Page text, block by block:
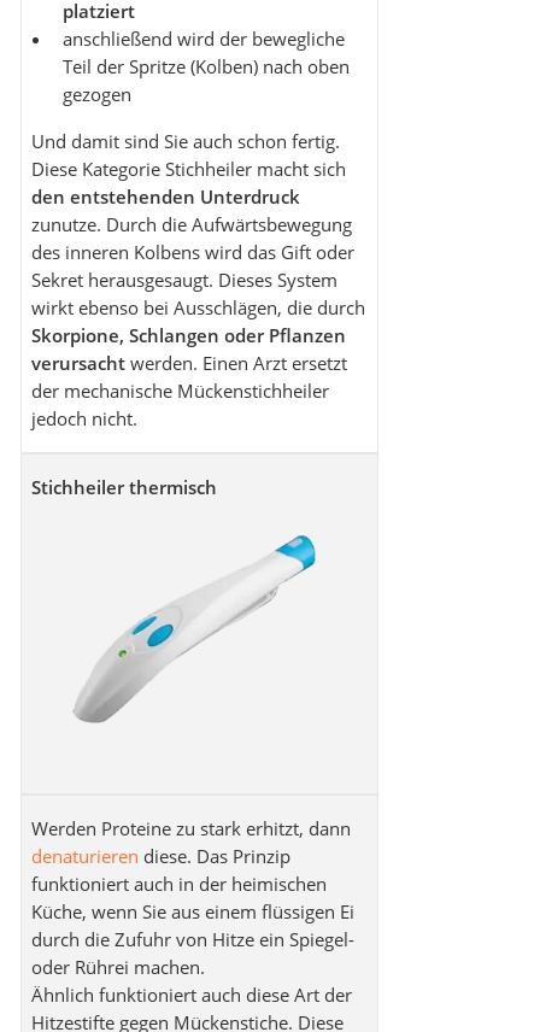
platziert
anschließend wird der bewegliche
Teil der Spritze (Kolben) nach oben
gezogen
Und damit sind Sie auch schon fertig.
Diese Kategorie Stichheiler macht sich
den entstehenden Unterdruck
zunutze. Durch die Aufwärtsbewegung
des inneren Kolbens wird das Gift oder
Sekret herausgesaugt. Dieses System
wirkt ebenso bei Ausschlägen, die durch
Skorpione, Schlangen oder Pflanzen
verursacht werden. Einen Arzt ersetzt
der mechanische Mückenstichheiler
jedoch nicht.
Stichheiler thermisch
Werden Proteine zu stark erhitzt, dann
denaturieren diese. Das Prinzip
funktioniert auch in der heimischen
Küche, wenn Sie aus einem flüssigen Ei
durch die Zufuhr von Hitze ein Spiegel-
oder Rührei machen.
Ähnlich funktioniert auch diese Art der
Hitzestifte gegen Mückenstiche. Diese